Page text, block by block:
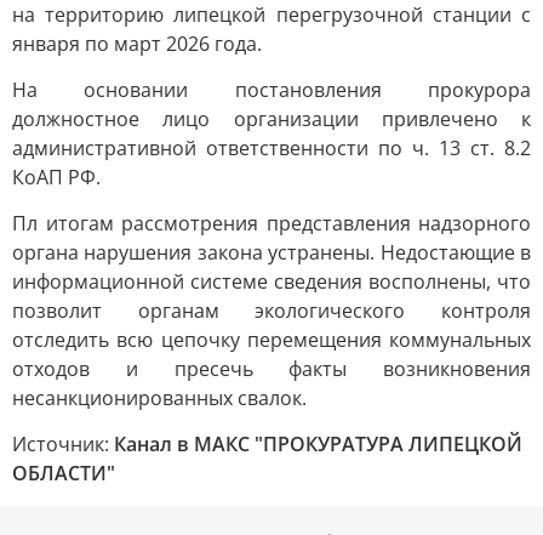
на территорию липецкой перегрузочной станции с
января по март 2026 года.
На основании постановления прокурора
должностное лицо организации привлечено к
административной ответственности по ч. 13 ст. 8.2
КоАП РФ.
Пл итогам рассмотрения представления надзорного
органа нарушения закона устранены. Недостающие в
информационной системе сведения восполнены, что
позволит органам экологического контроля
отследить всю цепочку перемещения коммунальных
отходов и пресечь факты возникновения
несанкционированных свалок.
Источник: Канал в МАКС "ПРОКУРАТУРА ЛИПЕЦКОЙ
ОБЛАСТИ"